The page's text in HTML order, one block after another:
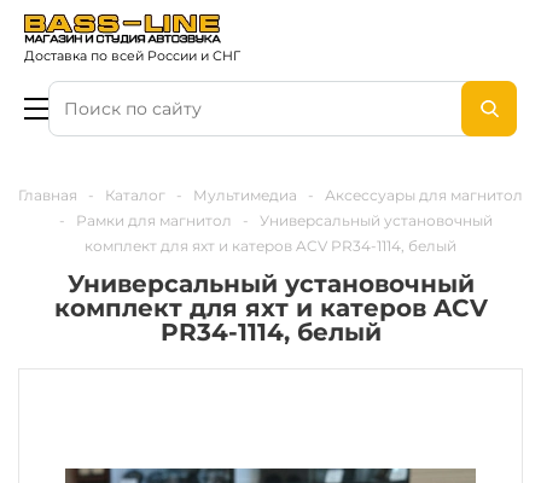
Доставка по всей России и СНГ
Главная - Каталог - Мультимедиа -
Аксессуары для магнитол
-
Рамки для магнитол -
Универсальный установочный
комплект для яхт и катеров ACV PR34-1114, белый
Универсальный установочный
комплект для яхт и катеров ACV
PR34-1114, белый